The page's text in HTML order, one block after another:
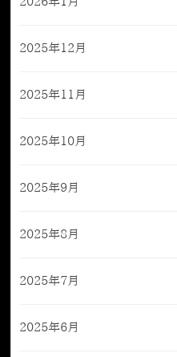
2025年12月
2025年11月
2025年10月
2025年9月
2025年8月
2025年7月
2025年6月